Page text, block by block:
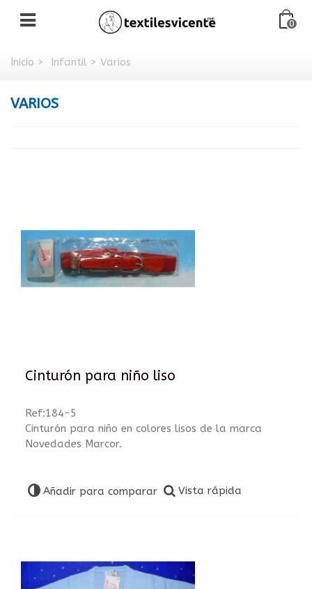
0
Inicio > Infantil > Varios
VARIOS
Cinturón para niño liso
Ref:184-5
Cinturón para niño en colores lisos de la marca
Novedades Marcor.
Añadir para comparar Vista rápida